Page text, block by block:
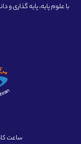
با علوم پایه، پایه گذاری
ساعت